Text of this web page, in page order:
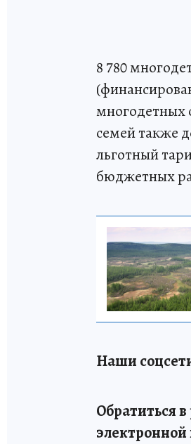
8 780
многодетных
семей также
льготный
бюджетных
Наши
Обратиться
электронной